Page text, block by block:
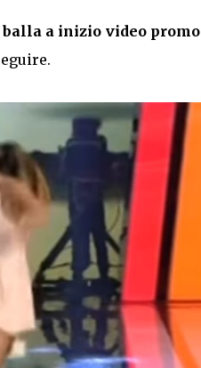
balla a inizio video promo